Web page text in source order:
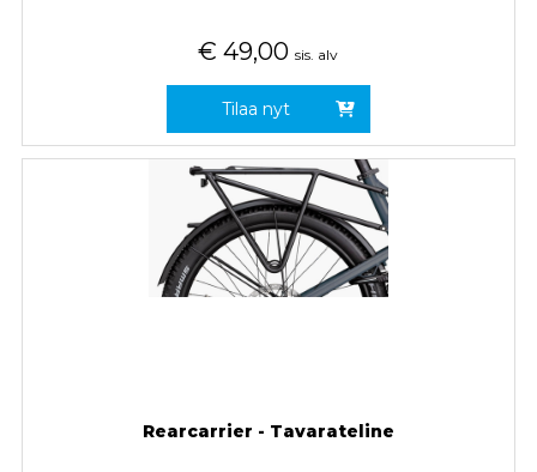
€ 49,00 sis. alv
Tilaa nyt
Rearcarrier - Tavarateline